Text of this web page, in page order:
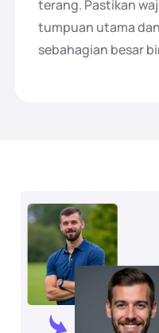
terang. Pastikan
tumpuan utama
sebahagian besar